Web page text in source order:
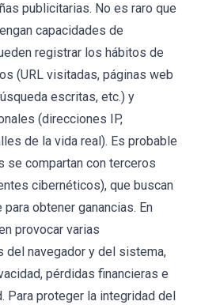
publicitarias. No es raro que
capacidades de
registrar los hábitos de
(URL visitadas, páginas web
escritas, etc.) y
(direcciones IP,
de la vida real). Es probable
se compartan con terceros
cibernéticos), que buscan
obtener ganancias. En
provocar varias
navegador y del sistema,
pérdidas financieras e
Para proteger la integridad del